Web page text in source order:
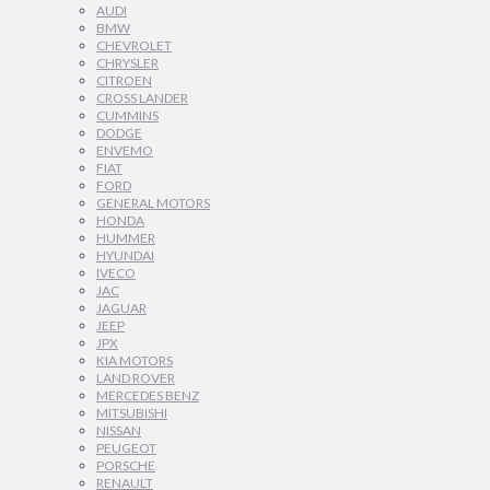
AUDI
BMW
CHEVROLET
CHRYSLER
CITROEN
CROSS LANDER
CUMMINS
DODGE
ENVEMO
FIAT
FORD
GENERAL MOTORS
HONDA
HUMMER
HYUNDAI
IVECO
JAC
JAGUAR
JEEP
JPX
KIA MOTORS
LAND ROVER
MERCEDES BENZ
MITSUBISHI
NISSAN
PEUGEOT
PORSCHE
RENAULT